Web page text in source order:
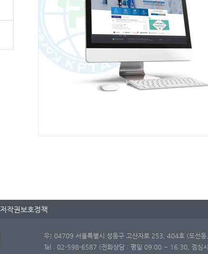
저작권보호정책
우) 04709 서울특별시 성동구 고산자로 253, 404호 (도선동
Tel : 02-598-6587 (전화상담 : 평일 09:00 ~ 16:30, 점심